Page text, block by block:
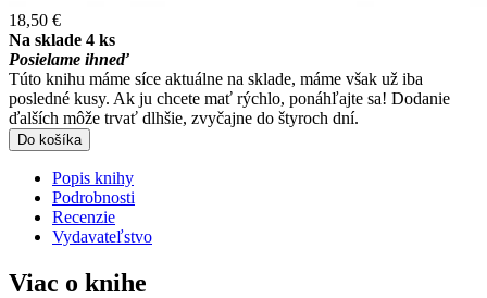
18,50 €
Na sklade 4 ks
Posielame ihneď
Túto knihu máme síce aktuálne na sklade, máme však už iba
posledné kusy. Ak ju chcete mať rýchlo, ponáhľajte sa! Dodanie
ďalších môže trvať dlhšie, zvyčajne do štyroch dní.
Do košíka
Popis knihy
Podrobnosti
Recenzie
Vydavateľstvo
Viac o knihe